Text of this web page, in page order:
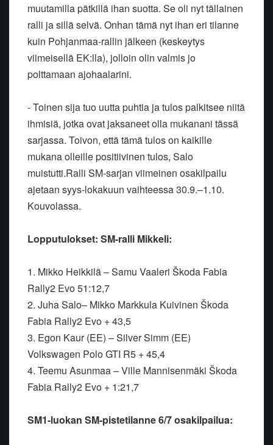
muutamilla pätkillä ihan suotta. Se oli nyt tällainen
ralli ja sillä selvä. Onhan tämä nyt ihan eri tilanne
kuin Pohjanmaa-rallin jälkeen (keskeytys
viimeisellä EK:lla), jolloin olin valmis jo
polttamaan ajohaalarini.
- Toinen sija tuo uutta puhtia ja tulos palkitsee niitä
ihmisiä, jotka ovat jaksaneet olla mukanani tässä
sarjassa. Toivon, että tämä tulos on kaikille
mukana olleille positiivinen tulos, Salo
muistutti.Ralli SM-sarjan viimeinen osakilpailu
ajetaan syys-lokakuun vaihteessa 30.9.–1.10.
Kouvolassa.
Lopputulokset: SM-ralli Mikkeli:
1. Mikko Heikkilä – Samu Vaaleri Škoda Fabia
Rally2 Evo 51:12,7
2. Juha Salo– Mikko Markkula Kuivinen Škoda
Fabia Rally2 Evo + 43,5
3. Egon Kaur (EE) – Silver Simm (EE)
Volkswagen Polo GTI R5 + 45,4
4. Teemu Asunmaa – Ville Mannisenmäki Škoda
Fabia Rally2 Evo + 1:21,7
SM1-luokan SM-pistetilanne 6/7 osakilpailua: